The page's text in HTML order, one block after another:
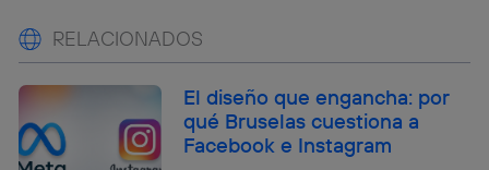
RELACIONADOS
El diseño que engancha: por
qué Bruselas cuestiona a
Facebook e Instagram